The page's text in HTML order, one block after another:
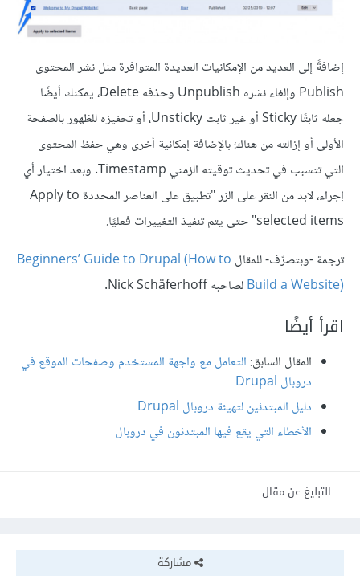
إضافةً إلى العديد من الإمكانيات العديدة المتوافرة مثل نشر المحتوى
Publish وإلغاء نشره Unpublish وحذفه Delete، يمكنك أيضًا
جعله ثابتًا Sticky أو غير ثابت Unsticky، أو تحفيزه للظهور بالصفحة
الأولى أو إزالته من هناك؛ بالإضافة إمكانية أخرى وهي حفظ المحتوى
التي تتسبب في تحديث توقيته الزمني Timestamp. وبعد اختيار أي
إجراء، لابد من النقر على الزر "تطبيق على العناصر المحددة Apply to
selected items" حتى يتم تنفيذ التغييرات فعليًا.
ترجمة -وبتصرّف- للمقال Beginners’ Guide to Drupal (How to
Build a Website)لصاحبه Nick Schäferhoff.
اقرأ أيضًا
المقال السابق: التعامل مع واجهة المستخدم وصفحات الموقع في
دروبال Drupal
دليل المبتدئين لتهيئة دروبال Drupal
الأخطاء التي يقع فيها المبتدئون في دروبال
التبليغ عن مقال
مشاركة